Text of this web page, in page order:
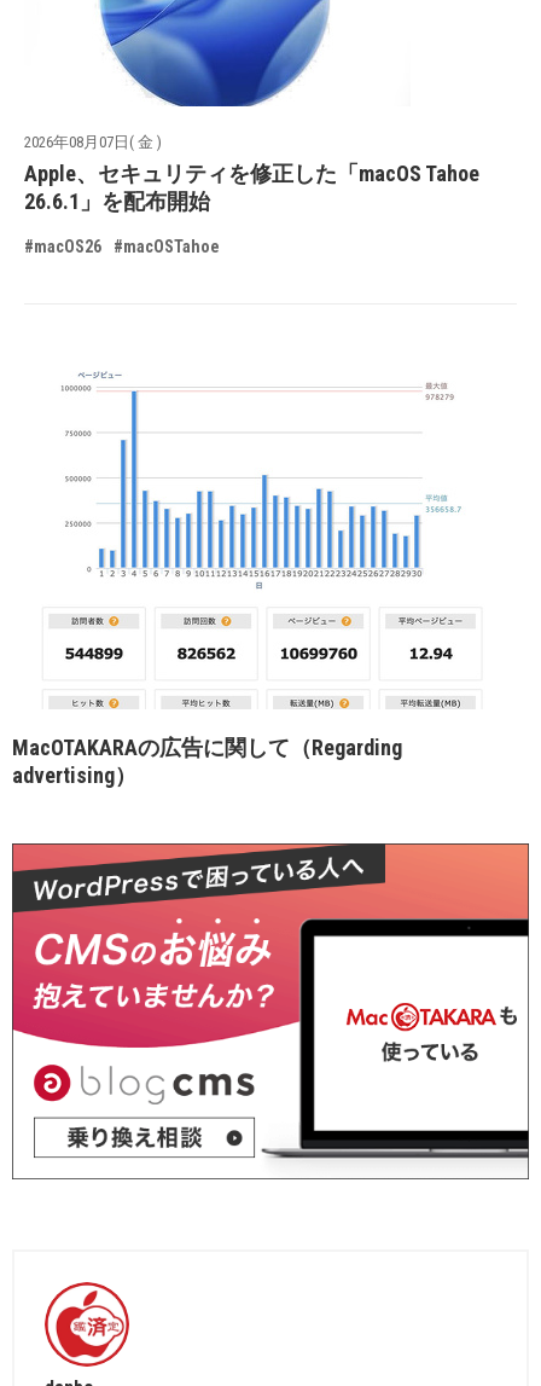
2026年08月07日( 金 )
Apple、セキュリティを修正した「macOS Tahoe
26.6.1」を配布開始
#macOS26 #macOSTahoe
MacOTAKARAの広告に関して（Regarding
advertising）